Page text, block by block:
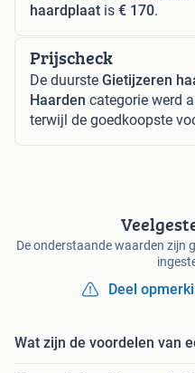
haardplaat is € 170.
Prijscheck
De duurste Gietijzeren
Haarden categorie werd
terwijl de goedkoopste
De onderstaande waarden zijn
Deel
Wat zijn de voordelen van